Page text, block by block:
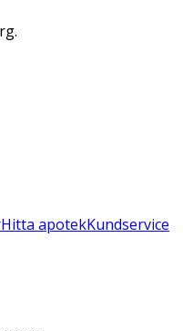
Hitta apotekKundservice